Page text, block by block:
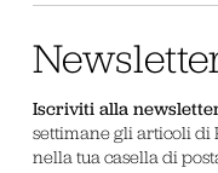
Iscriviti alla
settimane gli articoli
nella tua casella di